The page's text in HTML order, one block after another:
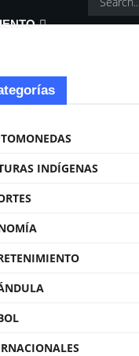
INDÍGENAS